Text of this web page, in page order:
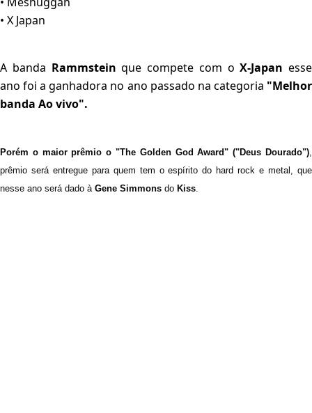
• X Japan
A banda Rammstein que compete com oX-Japan esse
ano foi a ganhadora no ano passado na categoria "Melhor
banda Ao vivo".
Porém o maior prêmio o "The Golden God Award" ("Deus Dourado"),
prêmio será entregue para quem tem o espírito do hard rock e metal, que
nesse ano será dado à Gene Simmons do Kiss.